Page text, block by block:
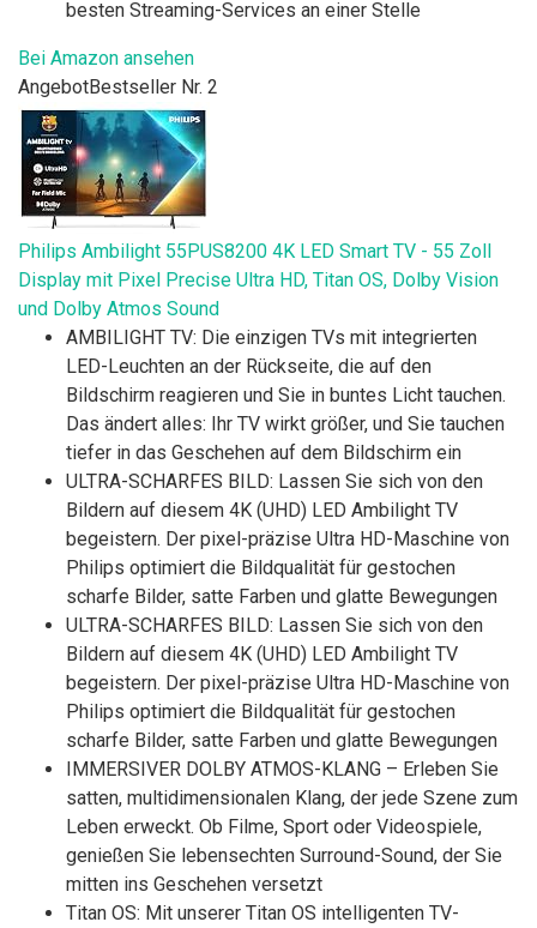
besten Streaming-Services an einer Stelle
Bei Amazon ansehen
AngebotBestseller Nr. 2
Philips Ambilight 55PUS8200 4K LED Smart TV - 55 Zoll
Display mit Pixel Precise Ultra HD, Titan OS, Dolby Vision
und Dolby Atmos Sound
AMBILIGHT TV: Die einzigen TVs mit integrierten
LED-Leuchten an der Rückseite, die auf den
Bildschirm reagieren und Sie in buntes Licht tauchen.
Das ändert alles: Ihr TV wirkt größer, und Sie tauchen
tiefer in das Geschehen auf dem Bildschirm ein
ULTRA-SCHARFES BILD: Lassen Sie sich von den
Bildern auf diesem 4K (UHD) LED Ambilight TV
begeistern. Der pixel-präzise Ultra HD-Maschine von
Philips optimiert die Bildqualität für gestochen
scharfe Bilder, satte Farben und glatte Bewegungen
ULTRA-SCHARFES BILD: Lassen Sie sich von den
Bildern auf diesem 4K (UHD) LED Ambilight TV
begeistern. Der pixel-präzise Ultra HD-Maschine von
Philips optimiert die Bildqualität für gestochen
scharfe Bilder, satte Farben und glatte Bewegungen
IMMERSIVER DOLBY ATMOS-KLANG – Erleben Sie
satten, multidimensionalen Klang, der jede Szene zum
Leben erweckt. Ob Filme, Sport oder Videospiele,
genießen Sie lebensechten Surround-Sound, der Sie
mitten ins Geschehen versetzt
Titan OS: Mit unserer Titan OS intelligenten TV-